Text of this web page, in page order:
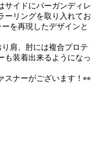
サイドにバーガンディレ
ーリングを取り入れてお
を再現したデザインと
肩、肘には複合プロテ
も装着出来るようになっ
スナーがございます！👀